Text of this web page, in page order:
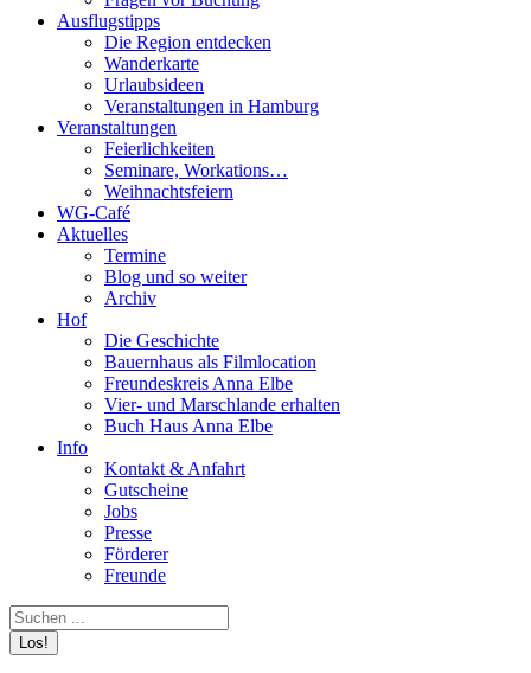
Ausflugstipps
Die Region entdecken
Wanderkarte
Urlaubsideen
Veranstaltungen in Hamburg
Veranstaltungen
Feierlichkeiten
Seminare, Workations…
Weihnachtsfeiern
WG-Café
Aktuelles
Termine
Blog und so weiter
Archiv
Hof
Die Geschichte
Bauernhaus als Filmlocation
Freundeskreis Anna Elbe
Vier- und Marschlande erhalten
Buch Haus Anna Elbe
Info
Kontakt & Anfahrt
Gutscheine
Jobs
Presse
Förderer
Freunde
Search: